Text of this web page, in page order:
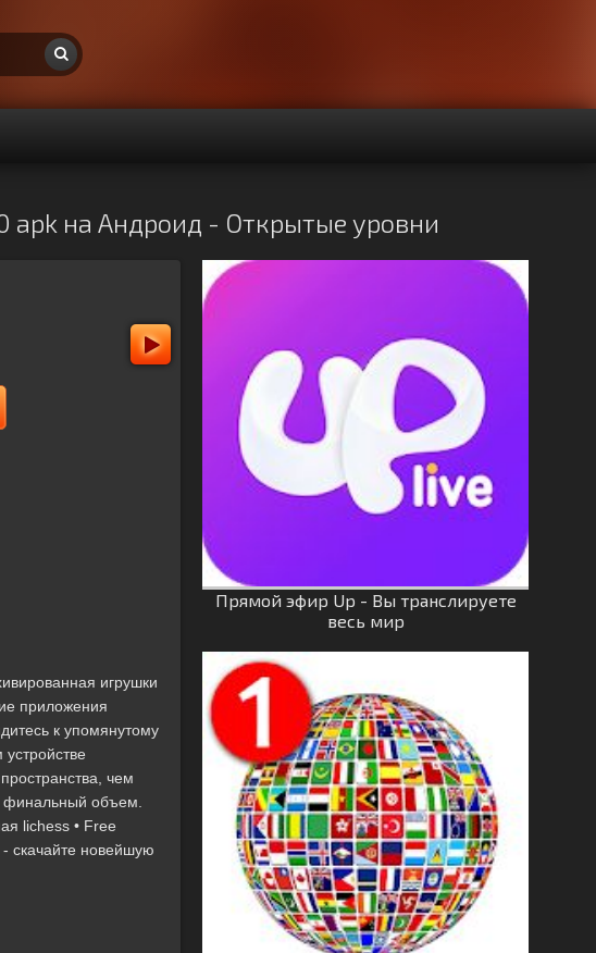
apk на Андроид - Открытые уровни
игрушки
приложения
к упомянутому
чем
финальный объем.
lichess • Free
скачайте новейшую
Прямой эфир Up - Вы транслируете
весь мир